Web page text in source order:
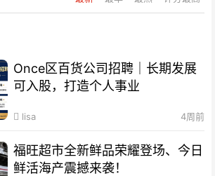
Once区百货公司招聘｜长期发展
可入股，打造个人事业
lisa 4周前
福旺超市全新鲜品荣耀登场、今日
鲜活海产震撼来袭！